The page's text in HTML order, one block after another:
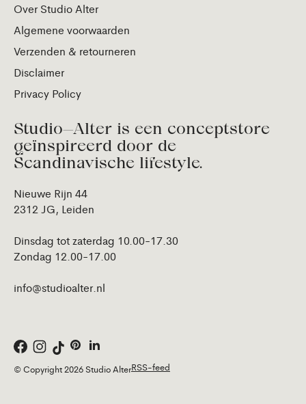
Over Studio Alter
Algemene voorwaarden
Verzenden & retourneren
Disclaimer
Privacy Policy
Studio—Alter is een conceptstore
geïnspireerd door de
Scandinavische lifestyle.
Nieuwe Rijn 44
2312 JG, Leiden
Dinsdag tot zaterdag 10.00-17.30
Zondag 12.00-17.00
info@studioalter.nl
© Copyright 2026 Studio AlterRSS-feed